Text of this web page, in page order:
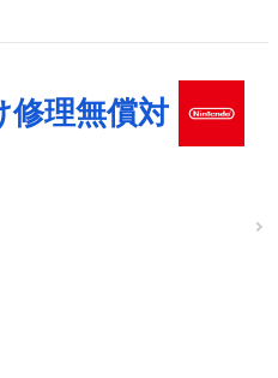
修理無償対